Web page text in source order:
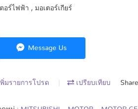
อร์ไฟฟ้า , มอเตอร์เกียร์
Message Us
พิ่มรายการโปรด เปรียบเทียบ Share